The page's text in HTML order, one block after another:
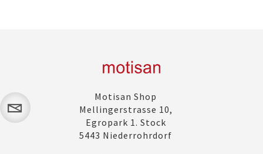
Motisan Shop
Mellingerstrasse 10,
Egropark 1. Stock
5443 Niederrohrdorf